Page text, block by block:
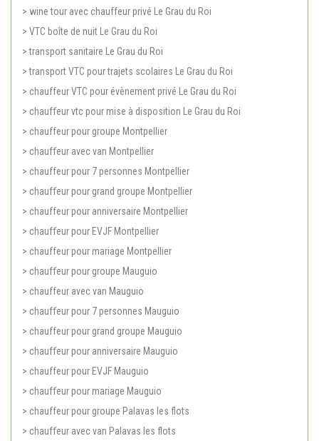
> wine tour avec chauffeur privé Le Grau du Roi
> VTC boîte de nuit Le Grau du Roi
> transport sanitaire Le Grau du Roi
> transport VTC pour trajets scolaires Le Grau du Roi
> chauffeur VTC pour évènement privé Le Grau du Roi
> chauffeur vtc pour mise à disposition Le Grau du Roi
> chauffeur pour groupe Montpellier
> chauffeur avec van Montpellier
> chauffeur pour 7 personnes Montpellier
> chauffeur pour grand groupe Montpellier
> chauffeur pour anniversaire Montpellier
> chauffeur pour EVJF Montpellier
> chauffeur pour mariage Montpellier
> chauffeur pour groupe Mauguio
> chauffeur avec van Mauguio
> chauffeur pour 7 personnes Mauguio
> chauffeur pour grand groupe Mauguio
> chauffeur pour anniversaire Mauguio
> chauffeur pour EVJF Mauguio
> chauffeur pour mariage Mauguio
> chauffeur pour groupe Palavas les flots
> chauffeur avec van Palavas les flots